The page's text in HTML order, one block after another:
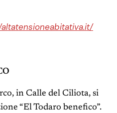
in Calle del Ciliota, si
“El Todaro benefico”.